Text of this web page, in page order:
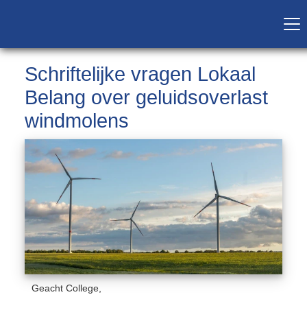
Schriftelijke vragen Lokaal
Belang over geluidsoverlast
windmolens
Geacht College,